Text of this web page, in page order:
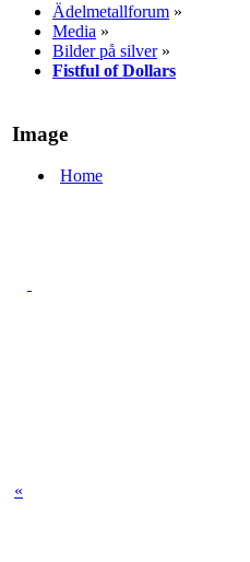
Ädelmetallforum »
Media »
Bilder på silver»
Fistful of Dollars
Image
Home
«